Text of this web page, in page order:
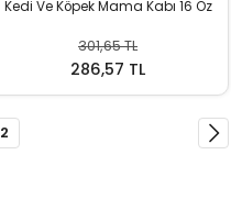
Kedi Ve Köpek Mama Kabı 16 Oz
301,65 TL
286,57 TL
2